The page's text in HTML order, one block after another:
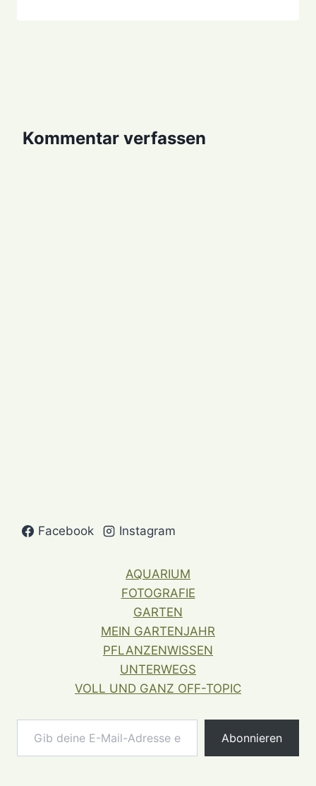
Kommentar verfassen
Facebook Instagram
AQUARIUM
FOTOGRAFIE
GARTEN
MEIN GARTENJAHR
PFLANZENWISSEN
UNTERWEGS
VOLL UND GANZ OFF-TOPIC
Gib deine E-Mail-Adresse ein ...
Abonnieren